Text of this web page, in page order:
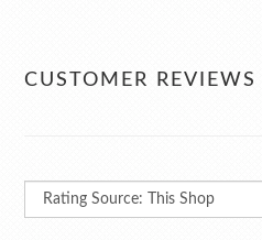
CUSTOMER REVIEWS